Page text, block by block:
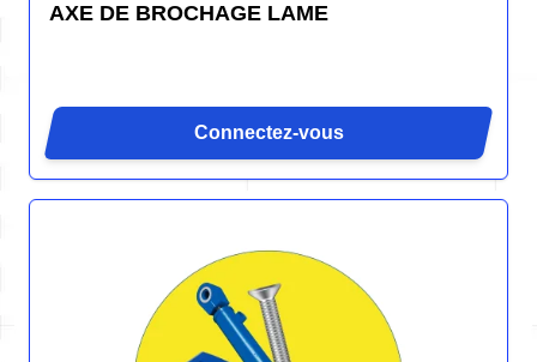
AXE DE BROCHAGE LAME
Connectez-vous